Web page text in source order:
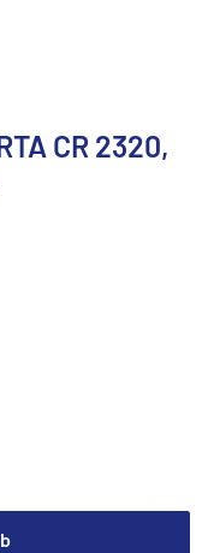
CR 2320,